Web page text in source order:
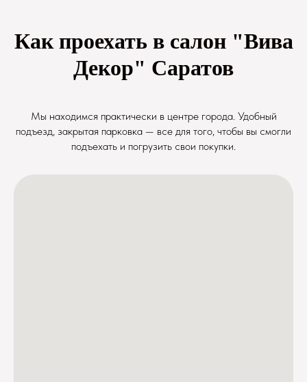
Как проехать в салон "Вива
Декор" Саратов
Мы находимся практически в центре города. Удобный
подъезд, закрытая парковка — все для того, чтобы вы смогли
подъехать и погрузить свои покупки.